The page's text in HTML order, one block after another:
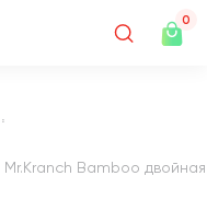
0
Bamboo